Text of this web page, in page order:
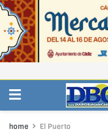
home El Puerto